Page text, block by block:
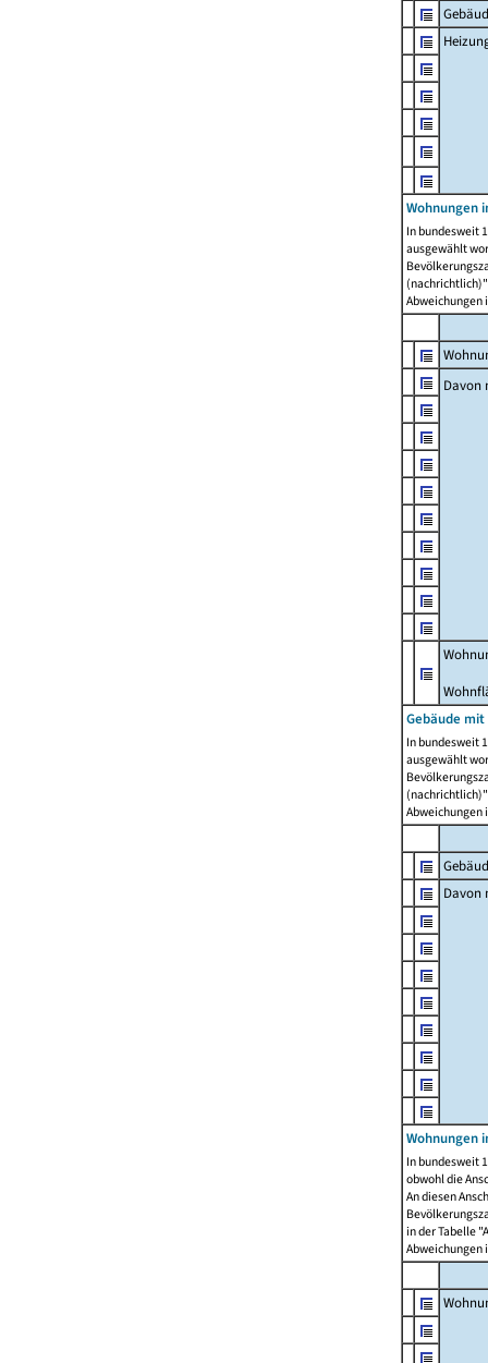
Wohnungen
In bundesweit
ausgewählt
Abweichungen
Davon
Gebäude
In bundesweit
ausgewählt
Abweichungen
Davon
Wohnungen
In bundesweit
obwohl die
An diesen
in der Tabelle
Abweichungen